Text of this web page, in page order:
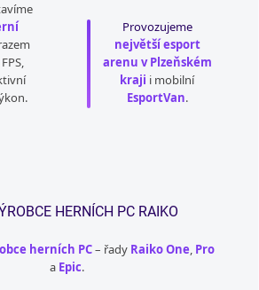
Provozujeme
největší esport
arenu v Plzeňském
kraji i mobilní
EsportVan.
HERNÍCH PC RAIKO
herních PC– řady Raiko One, Pro
a Epic.